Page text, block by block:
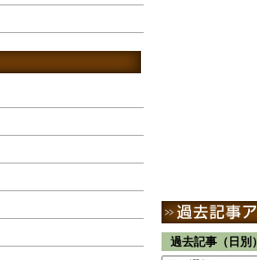
過去記事（日別）